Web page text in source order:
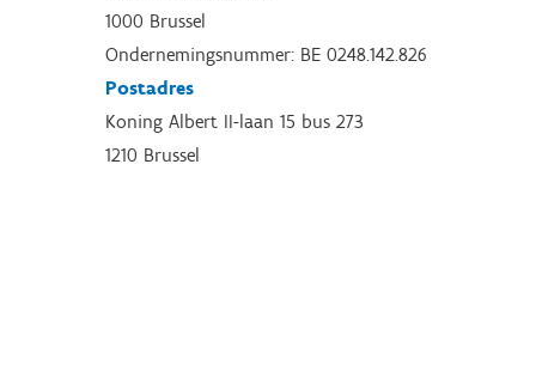
1000 Brussel
Ondernemingsnummer: BE 0248.142.826
Postadres
Koning Albert II-laan 15 bus 273
1210 Brussel